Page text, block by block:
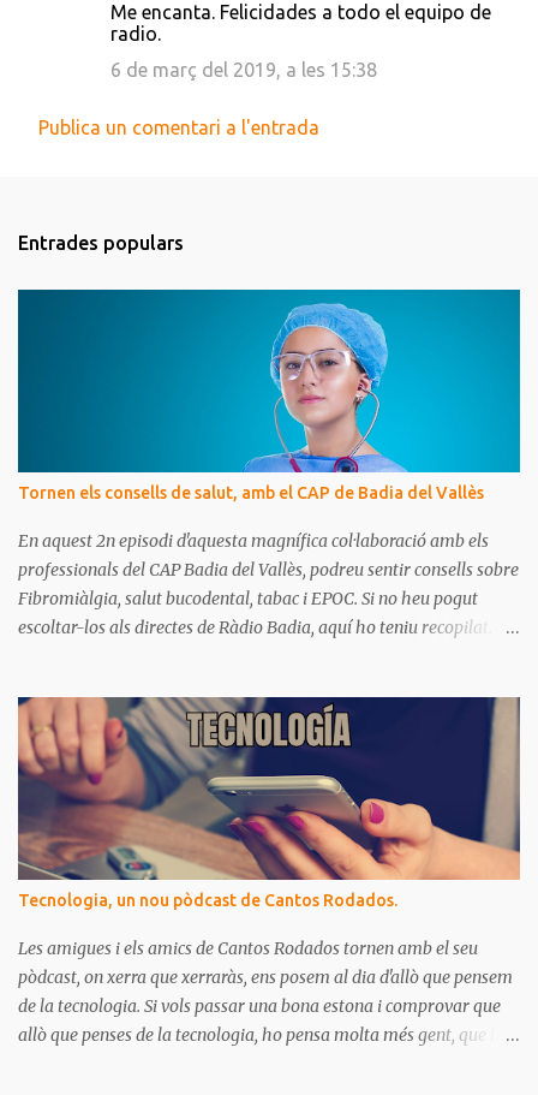
s
Me encanta. Felicidades a todo el equipo de
radio.
6 de març del 2019, a les 15:38
Publica un comentari a l'entrada
Entrades populars
Tornen els consells de salut, amb el CAP de Badia del Vallès
En aquest 2n episodi d'aquesta magnífica col·laboració amb els
professionals del CAP Badia del Vallès, podreu sentir consells sobre
Fibromiàlgia, salut bucodental, tabac i EPOC. Si no heu pogut
escoltar-los als directes de Ràdio Badia, aquí ho teniu recopilat.
Tecnologia, un nou pòdcast de Cantos Rodados.
Les amigues i els amics de Cantos Rodados tornen amb el seu
pòdcast, on xerra que xerraràs, ens posem al dia d'allò que pensem
de la tecnologia. Si vols passar una bona estona i comprovar que
allò que penses de la tecnologia, ho pensa molta més gent, que la